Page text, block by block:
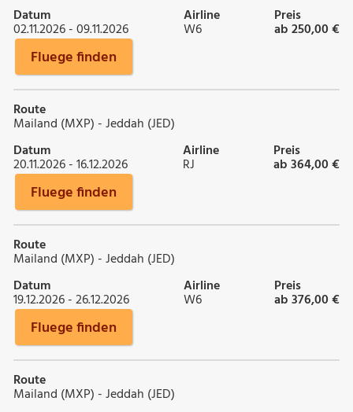
Datum
02.11.2026 - 09.11.2026
Airline
W6
Preis
ab 250,00 €
Fluege finden
Route
Mailand (MXP) - Jeddah (JED)
Datum
20.11.2026 - 16.12.2026
Airline
RJ
Preis
ab 364,00 €
Fluege finden
Route
Mailand (MXP) - Jeddah (JED)
Datum
19.12.2026 - 26.12.2026
Airline
W6
Preis
ab 376,00 €
Fluege finden
Route
Mailand (MXP) - Jeddah (JED)